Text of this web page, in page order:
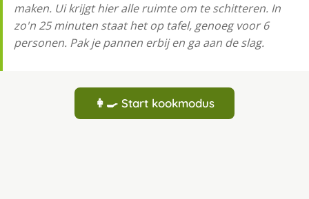
maken. Ui krijgt hier alle ruimte om te schitteren. In
zo'n 25 minuten staat het op tafel, genoeg voor 6
personen. Pak je pannen erbij en ga aan de slag.
👩‍🍳 Start kookmodus